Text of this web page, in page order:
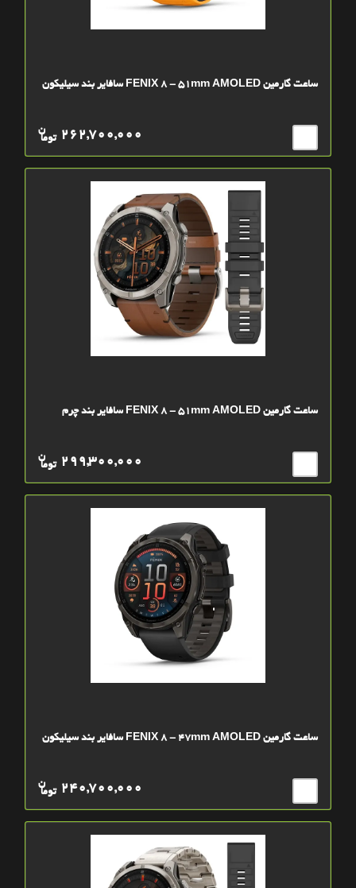
ساعت گارمین FENIX 8 - 51mm AMOLED سافایر بند سیلیکون
توما
ن 262,700,000
ساعت گارمین FENIX 8 - 51mm AMOLED سافایر بند چرم
توما
ن 299,300,000
ساعت گارمین FENIX 8 - 47mm AMOLED سافایر بند سیلیکون
توما
ن 240,700,000